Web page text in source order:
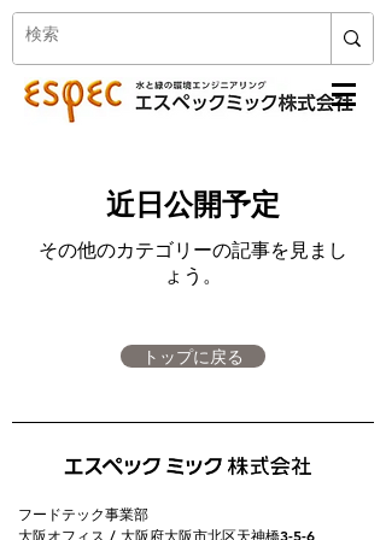
近日公開予定
その他のカテゴリーの記事を見まし
ょう。
トップに戻る
フードテック事業部
大阪オフィス / 大阪府大阪市北区天神橋3-5-6